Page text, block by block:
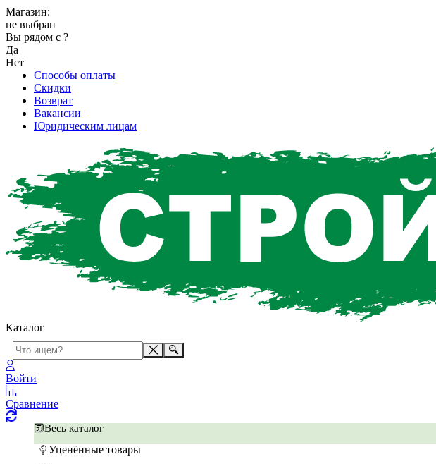
Магазин:
не выбран
Вы рядом с ?
Да
Нет
Способы оплаты
Скидки
Возврат
Вакансии
Юридическим лицам
Каталог
Войти
Сравнение
Весь каталог
Уценённые товары